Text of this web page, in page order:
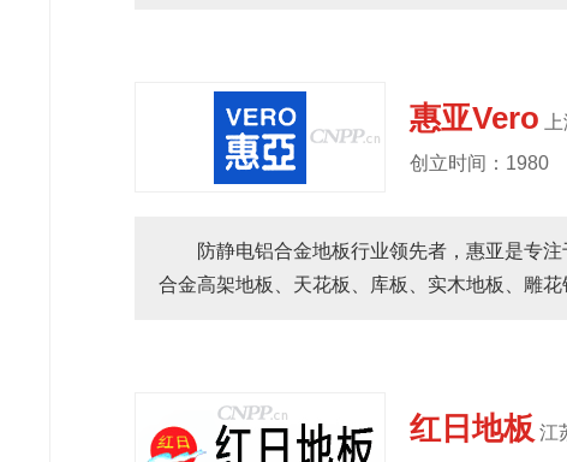
惠亚Vero
创立时间：1980
防静电铝合金地板行业领先者，惠亚是专
合金高架地板、天花板、库板、实木地板、雕
红日地板 江